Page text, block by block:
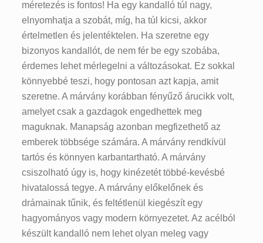
méretezés is fontos! Ha egy kandalló túl nagy,
elnyomhatja a szobát, míg, ha túl kicsi, akkor
értelmetlen és jelentéktelen. Ha szeretne egy
bizonyos kandallót, de nem fér be egy szobába,
érdemes lehet mérlegelni a változásokat. Ez sokkal
könnyebbé teszi, hogy pontosan azt kapja, amit
szeretne. A márvány korábban fényűző árucikk volt,
amelyet csak a gazdagok engedhettek meg
maguknak. Manapság azonban megfizethető az
emberek többsége számára. A márvány rendkívül
tartós és könnyen karbantartható. A márvány
csiszolható úgy is, hogy kinézetét többé-kevésbé
hivatalossá tegye. A márvány előkelőnek és
drámainak tűnik, és feltétlenül kiegészít egy
hagyományos vagy modern környezetet. Az acélból
készült kandalló nem lehet olyan meleg vagy